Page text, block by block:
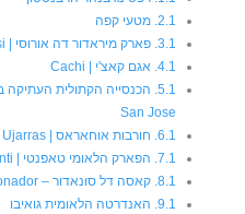
מטעי קפה
פארק מיראדור דה אורוסי | Mirador de Orosi
אגם קאצ'י | Cachi
San Jose
חורבות אוחאראס | Ujarras
הפארק הלאומי טאפנטי | Tapanti
קאסה דל סונאדור – Casa del Sonador
האנדרטה הלאומית גואיבו